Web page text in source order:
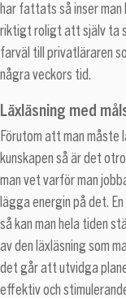
har fattats så inser
riktigt roligt att själv ta
farväl till privatläraren
några veckors tid.
Läxläsning med
Förutom att man måste
kunskapen så är det
man vet varför man
lägga energin på det.
så kan man hela tiden
av den läxläsning som
det går att utvidga
effektiv och